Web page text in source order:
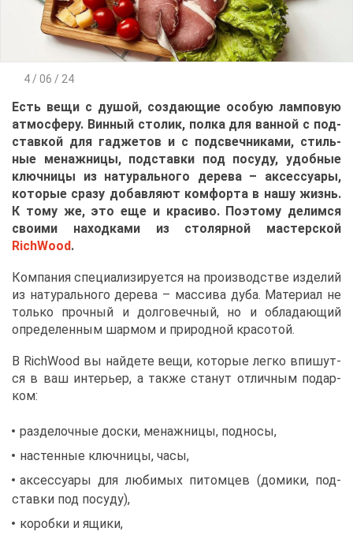
4 / 06 / 24
Есть ве­щи с ду­шой, со­зда­ю­щие осо­бую лам­по­вую
ат­мо­сфе­ру. Вин­ный сто­лик, пол­ка для ван­ной с под­
став­кой для га­д­же­тов и с под­свеч­ни­ка­ми, стиль­
ные ме­наж­ни­цы, под­став­ки под по­су­ду, удоб­ные
ключ­ни­цы из на­ту­раль­но­го де­ре­ва – ак­сес­су­а­ры,
ко­то­рые сра­зу до­бав­ля­ют ком­фор­та в на­шу жизнь.
К то­му же, это еще и кра­си­во. По­это­му де­лим­ся
сво­и­ми на­ход­ка­ми из сто­ляр­ной ма­стер­ской
RichWood.
Ком­па­ния спе­ци­а­ли­зи­ру­ет­ся на про­из­вод­стве из­де­лий
из на­ту­раль­но­го де­ре­ва – мас­си­ва ду­ба. Ма­те­ри­ал не
толь­ко проч­ный и дол­го­веч­ный, но и об­ла­да­ю­щий
опре­де­лен­ным шар­мом и при­род­ной кра­со­той.
В RichWood вы най­де­те ве­щи, ко­то­рые лег­ко впи­шут­
ся в ваш ин­те­рьер, а та­к­же ста­нут от­лич­ным по­дар­
ком:
раз­де­лоч­ные дос­ки, ме­наж­ни­цы, под­но­сы,
на­стен­ные ключ­ни­цы, ча­сы,
ак­сес­су­а­ры для лю­би­мых пи­том­цев (до­ми­ки, под­
став­ки под по­су­ду),
ко­роб­ки и ящи­ки,